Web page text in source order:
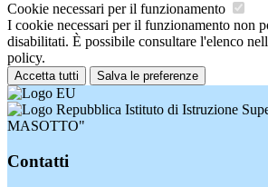
Cookie necessari per il funzionamento
I cookie necessari per il funzionamento non
disabilitati. È possibile consultare l'elenco
policy.
Accetta tutti Salva le preferenze
Istituto di Istruzione
MASOTTO"
Contatti